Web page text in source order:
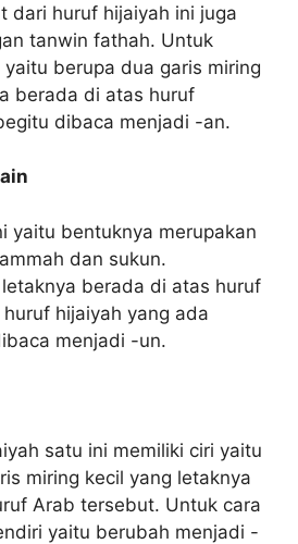
dari huruf hijaiyah ini juga
tanwin fathah. Untuk
berupa dua garis miring
berada di atas huruf
dibaca menjadi -an.
yaitu bentuknya merupakan
dan sukun.
berada di atas huruf
hijaiyah yang ada
menjadi -un.
satu ini memiliki ciri yaitu
miring kecil yang letaknya
Arab tersebut. Untuk cara
yaitu berubah menjadi -